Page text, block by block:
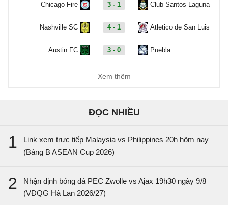
Chicago Fire 3 - 1 Club Santos Laguna
Nashville SC 4 - 1 Atletico de San Luis
Austin FC 3 - 0 Puebla
1 - 0
Coppa Italia, Hôm nay - 10/08
S.S. Arezzo 2 - 0 Union Brescia
VĐQG Bồ Đào Nha, Hôm nay - 10/08
Xem thêm
ĐỌC NHIỀU
1
Link xem trực tiếp Malaysia vs Philippines 20h hôm nay
(Bảng B ASEAN Cup 2026)
2
Nhận định bóng đá PEC Zwolle vs Ajax 19h30 ngày 9/8
(VĐQG Hà Lan 2026/27)